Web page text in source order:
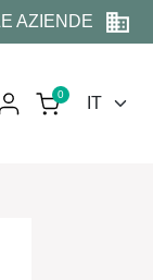
AZIENDE
0